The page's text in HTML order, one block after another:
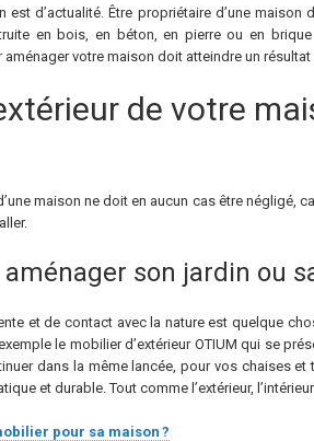
d’actualité. Être propriétaire d’une
en bois, en béton, en pierre ou en
votre maison doit atteindre un
de votre
maison ne doit en aucun cas être négligé,
son jardin ou
et de contact avec la nature est quelque
le mobilier d’extérieur OTIUM qui se
dans la même lancée, pour vos chaises
et durable. Tout comme l’extérieur,
pour sa maison ?